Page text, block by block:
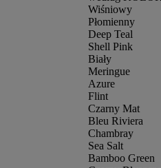
Wiśniowy
Płomienny
Deep Teal
Shell Pink
Biały
Meringue
Azure
Flint
Czarny Mat
Bleu Riviera
Chambray
Sea Salt
Bamboo Green